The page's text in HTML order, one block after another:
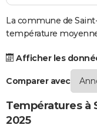
S'inscrire
Se connecter
Lycées
Collèges
Primaires
Universités
Entreprises
Service militaire
Avis de recherche
AVIS DE DÉCÈS
FORUM
La commune de
température moyenne
Afficher les
Comparer avec
Températures à
2025